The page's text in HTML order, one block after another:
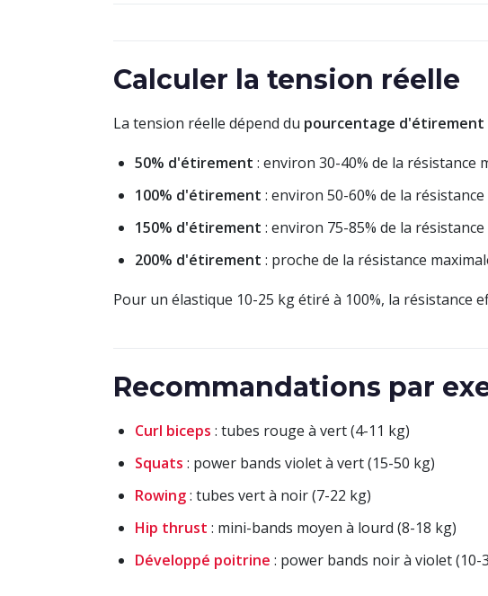
Calculer la tension réelle
La tension réelle dépend du pourcentage d'étirement
50% d'étirement : environ 30-40% de la résistance
100% d'étirement : environ 50-60% de la
150% d'étirement : environ 75-85% de la
200% d'étirement : proche de la résistance
Pour un élastique 10-25 kg étiré à 100%, la résistance
Recommandations par
Curl biceps : tubes rouge à vert (4-11 kg)
Squats : power bands violet à vert (15-50 kg)
Rowing: tubes vert à noir (7-22 kg)
Hip thrust : mini-bands moyen à lourd (8-18 kg)
Développé poitrine : power bands noir à violet (10-